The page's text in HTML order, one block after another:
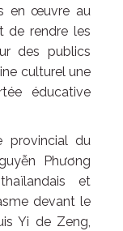
en œuvre au
de rendre les
des publics
culturel une
éducative
provincial du
Phương
et
devant le
Yi de Zeng,